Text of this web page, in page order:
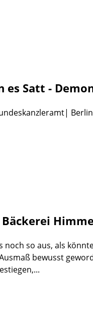
es Satt -
Berlin
noch so aus, als
bewusst